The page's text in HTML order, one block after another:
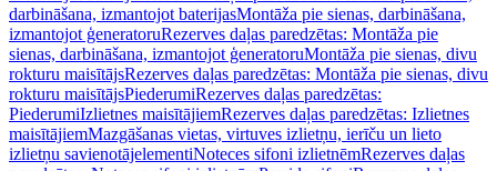
darbināšana, izmantojot baterijasMontāža pie sienas, darbināšana,
izmantojot ģeneratoruRezerves daļas paredzētas: Montāža pie
sienas, darbināšana, izmantojot ģeneratoruMontāža pie sienas, divu
rokturu maisītājsRezerves daļas paredzētas: Montāža pie sienas, divu
rokturu maisītājsPiederumiRezerves daļas paredzētas:
PiederumiIzlietnes maisītājiemRezerves daļas paredzētas: Izlietnes
maisītājiemMazgāšanas vietas, virtuves izlietņu, ierīču un lieto
izlietņu savienotājelementiNoteces sifoni izlietnēmRezerves daļas